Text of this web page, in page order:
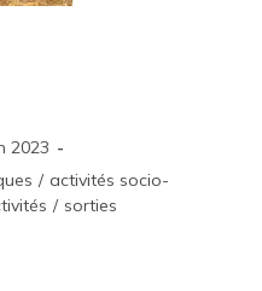
2023
/ activités socio-
/ sorties